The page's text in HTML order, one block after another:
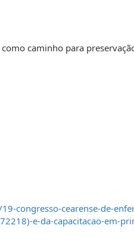
caminho para
congresso-cearense-de-
e-da-capacitacao-em-